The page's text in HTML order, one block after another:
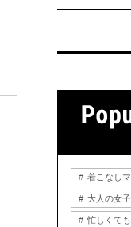
着こなし
大人の女
忙しくて